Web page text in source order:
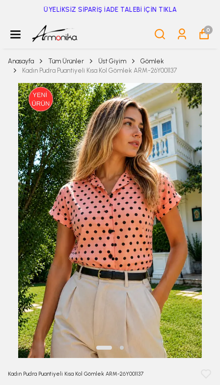
ÜYELİKSİZ SİPARİŞ İADE TALEBİ İÇİN TIKLA
0
Anasayfa Tüm Ürünler Üst Giyim
Gömlek
Kadın Pudra Puantiyeli Kısa Kol Gömlek ARM-26Y001137
Kadın Pudra Puantiyeli Kısa Kol Gömlek ARM-26Y001137